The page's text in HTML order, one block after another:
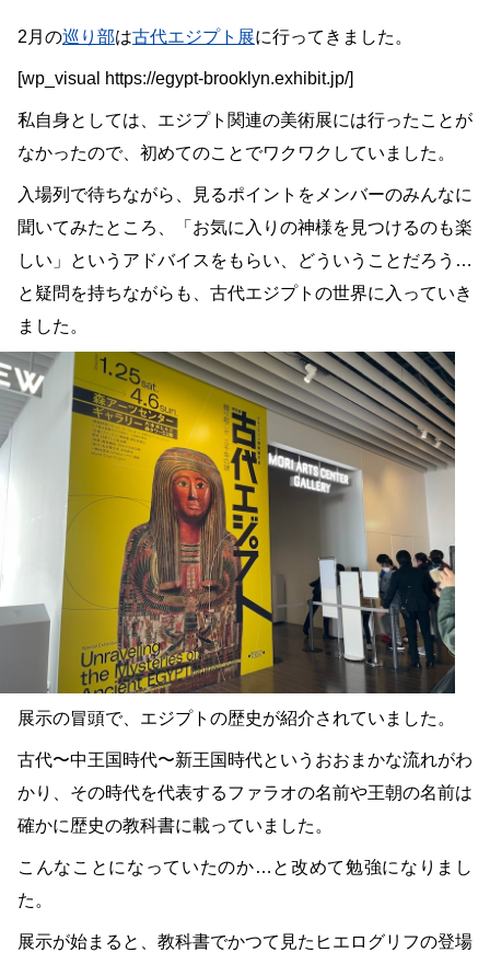
2月の巡り部は古代エジプト展に行ってきました。
[wp_visual https://egypt-brooklyn.exhibit.jp/]
私自身としては、エジプト関連の美術展には行ったことが
なかったので、初めてのことでワクワクしていました。
入場列で待ちながら、見るポイントをメンバーのみんなに
聞いてみたところ、「お気に入りの神様を見つけるのも楽
しい」というアドバイスをもらい、どういうことだろう…
と疑問を持ちながらも、古代エジプトの世界に入っていき
ました。
展示の冒頭で、エジプトの歴史が紹介されていました。
古代〜中王国時代〜新王国時代というおおまかな流れがわ
かり、その時代を代表するファラオの名前や王朝の名前は
確かに歴史の教科書に載っていました。
こんなことになっていたのか…と改めて勉強になりまし
た。
展示が始まると、教科書でかつて見たヒエログリフの登場